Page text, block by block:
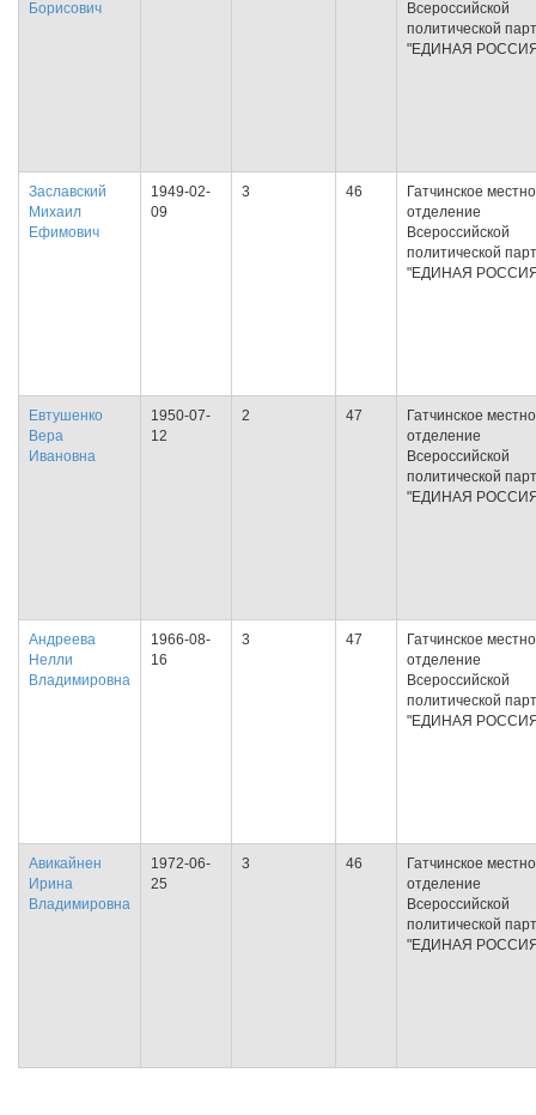
Борисович
Всероссийской
политической
"ЕДИНАЯ
Заславский
Михаил
Ефимович
1949-02-
09
3 46
Гатчинское
отделение
Всероссийской
политической
"ЕДИНАЯ
Евтушенко
Вера
Ивановна
1950-07-
12
2 47
Гатчинское
отделение
Всероссийской
политической
"ЕДИНАЯ
Андреева
Нелли
Владимировна
1966-08-
16
3 47
Гатчинское
отделение
Всероссийской
политической
"ЕДИНАЯ
Авикайнен
Ирина
Владимировна
1972-06-
25
3 46
Гатчинское
отделение
Всероссийской
политической
"ЕДИНАЯ